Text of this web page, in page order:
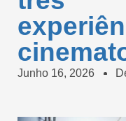
Junho 16, 2026